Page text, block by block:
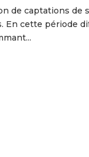
de captations de
En cette période